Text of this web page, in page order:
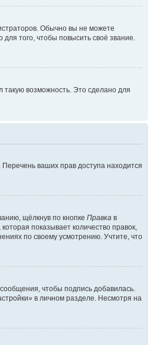
Обычно вы не можете
того, чтобы повысить своё звание.
такую возможность. Это сделано для
ваших прав доступа находится
щёлкнув по кнопке Правка в
показывает количество правок,
по своему усмотрению. Учтите, что
чтобы подпись добавилась.
в личном разделе. Несмотря на